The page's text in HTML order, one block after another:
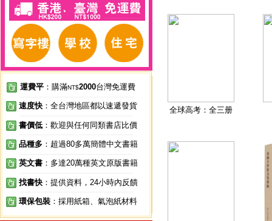
運費平 ：購滿NT$2000台灣免運費
速度快 ：全台灣地區都以速遞發貨
書價低 ：歡迎與任何同類書店比價
品種多 ：超過80多萬簡體中文書籍
英文書 ：多達20萬種英文原版書籍
找書快 ：提供資料，24小時內反饋
環保包裝 ：採用紙箱、氣泡紙材料
全球高考：全三册